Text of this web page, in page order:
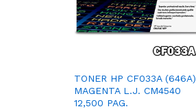
TONER HP CF033A (646A)
MAGENTA L.J. CM4540
12,500 PAG.